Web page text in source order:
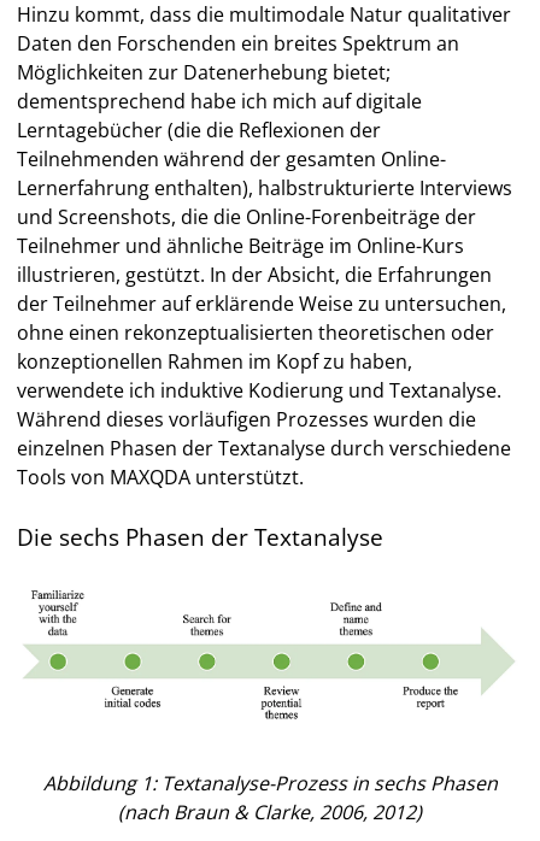
Hinzu kommt, dass die multimodale Natur qualitativer
Daten den Forschenden ein breites Spektrum an
Möglichkeiten zur Datenerhebung bietet;
dementsprechend habe ich mich auf digitale
Lerntagebücher (die die Reflexionen der
Teilnehmenden während der gesamten Online-
Lernerfahrung enthalten), halbstrukturierte Interviews
und Screenshots, die die Online-Forenbeiträge der
Teilnehmer und ähnliche Beiträge im Online-Kurs
illustrieren, gestützt. In der Absicht, die Erfahrungen
der Teilnehmer auf erklärende Weise zu untersuchen,
ohne einen rekonzeptualisierten theoretischen oder
konzeptionellen Rahmen im Kopf zu haben,
verwendete ich induktive Kodierung und Textanalyse.
Während dieses vorläufigen Prozesses wurden die
einzelnen Phasen der Textanalyse durch verschiedene
Tools von MAXQDA unterstützt.
Die sechs Phasen der Textanalyse
Abbildung 1: Textanalyse-Prozess in sechs Phasen
(nach Braun & Clarke, 2006, 2012)